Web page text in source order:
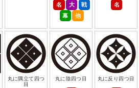
名 大
戦
幕
他
名
丸に隅立て四つ
目
丸に陰四つ目 丸に反り四つ目